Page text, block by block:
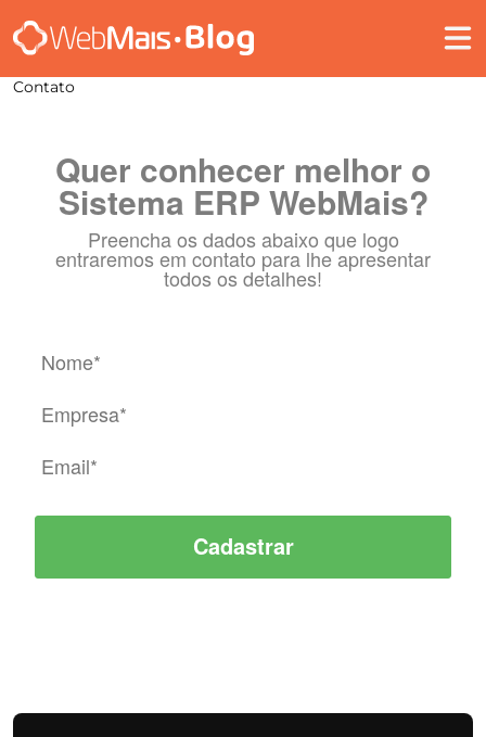
Contato
Quer conhecer melhor o
Sistema ERP WebMais?
Preencha os dados abaixo que logo
entraremos em contato para lhe apresentar
todos os detalhes!